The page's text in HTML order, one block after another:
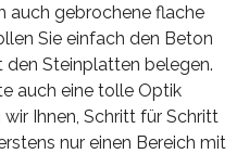
auch gebrochene flache
Sie einfach den Beton
den Steinplatten belegen.
auch eine tolle Optik
Ihnen, Schritt für Schritt
nur einen Bereich mit